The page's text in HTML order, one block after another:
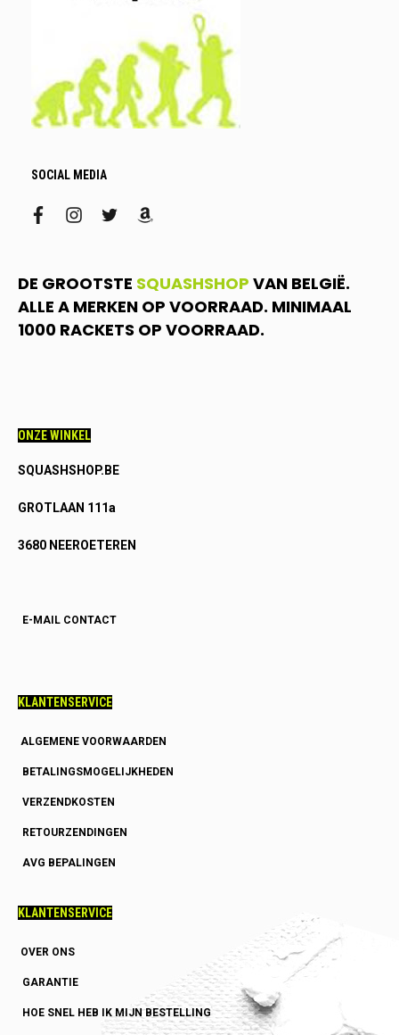
SOCIAL MEDIA
facebookinstagram
twitteramazon
DE GROOTSTE SQUASHSHOP VAN BELGIË.
ALLE A MERKEN OP VOORRAAD. MINIMAAL
1000 RACKETS OP VOORRAAD.
ONZE WINKEL
SQUASHSHOP.BE
GROTLAAN 111a
3680 NEEROETEREN
E-MAIL CONTACT
KLANTENSERVICE
ALGEMENE VOORWAARDEN
BETALINGSMOGELIJKHEDEN
VERZENDKOSTEN
RETOURZENDINGEN
AVG BEPALINGEN
KLANTENSERVICE
OVER ONS
GARANTIE
HOE SNEL HEB IK MIJN BESTELLING